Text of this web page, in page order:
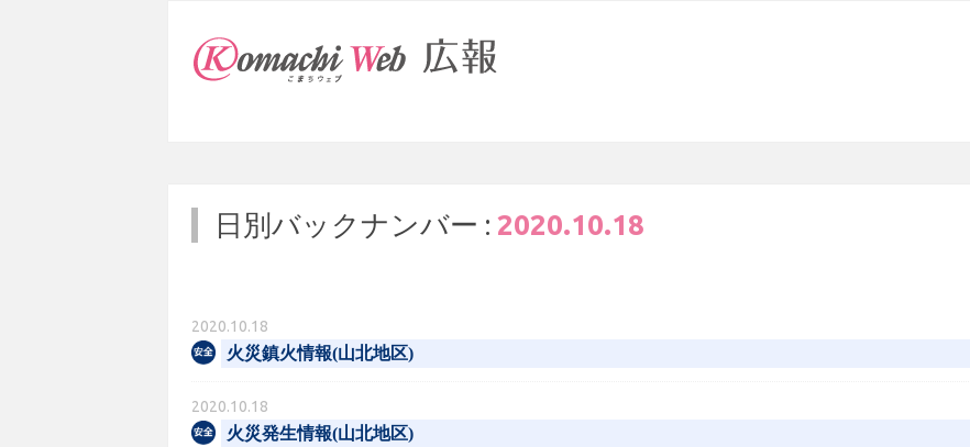
日別バックナンバー : 2020.10.18
2020.10.18
火災鎮火情報(山北地区)
2020.10.18
火災発生情報(山北地区)